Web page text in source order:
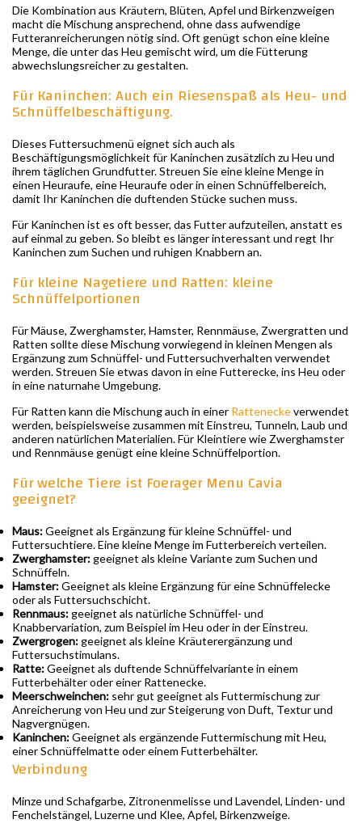
Die Kombination aus Kräutern, Blüten, Apfel und Birkenzweigen
macht die Mischung ansprechend, ohne dass aufwendige
Futteranreicherungen nötig sind. Oft genügt schon eine kleine
Menge, die unter das Heu gemischt wird, um die Fütterung
abwechslungsreicher zu gestalten.
Für Kaninchen: Auch ein Riesenspaß als Heu- und
Schnüffelbeschäftigung.
Dieses Futtersuchmenü eignet sich auch als
Beschäftigungsmöglichkeit für Kaninchen zusätzlich zu Heu und
ihrem täglichen Grundfutter. Streuen Sie eine kleine Menge in
einen Heuraufe, eine Heuraufe oder in einen Schnüffelbereich,
damit Ihr Kaninchen die duftenden Stücke suchen muss.
Für Kaninchen ist es oft besser, das Futter aufzuteilen, anstatt es
auf einmal zu geben. So bleibt es länger interessant und regt Ihr
Kaninchen zum Suchen und ruhigen Knabbern an.
Für kleine Nagetiere und Ratten: kleine
Schnüffelportionen
Für Mäuse, Zwerghamster, Hamster, Rennmäuse, Zwergratten und
Ratten sollte diese Mischung vorwiegend in kleinen Mengen als
Ergänzung zum Schnüffel- und Futtersuchverhalten verwendet
werden. Streuen Sie etwas davon in eine Futterecke, ins Heu oder
in eine naturnahe Umgebung.
Für Ratten kann die Mischung auch in einer Ratteneckeverwendet
werden, beispielsweise zusammen mit Einstreu, Tunneln, Laub und
anderen natürlichen Materialien. Für Kleintiere wie Zwerghamster
und Rennmäuse genügt eine kleine Schnüffelportion.
Für welche Tiere ist Foerager Menu Cavia
geeignet?
Maus:Geeignet als Ergänzung für kleine Schnüffel- und
Futtersuchtiere. Eine kleine Menge im Futterbereich verteilen.
Zwerghamster:geeignet als kleine Variante zum Suchen und
Schnüffeln.
Hamster:Geeignet als kleine Ergänzung für eine Schnüffelecke
oder als Futtersuchschicht.
Rennmaus:geeignet als natürliche Schnüffel- und
Knabbervariation, zum Beispiel im Heu oder in der Einstreu.
Zwergrogen:geeignet als kleine Kräuterergänzung und
Futtersuchstimulans.
Ratte:Geeignet als duftende Schnüffelvariante in einem
Futterbehälter oder einer Rattenecke.
Meerschweinchen: sehr gut geeignet als Futtermischung zur
Anreicherung von Heu und zur Steigerung von Duft, Textur und
Nagvergnügen.
Kaninchen:Geeignet als ergänzende Futtermischung mit Heu,
einer Schnüffelmatte oder einem Futterbehälter.
Verbindung
Minze und Schafgarbe, Zitronenmelisse und Lavendel, Linden- und
Fenchelstängel, Luzerne und Klee, Apfel, Birkenzweige.